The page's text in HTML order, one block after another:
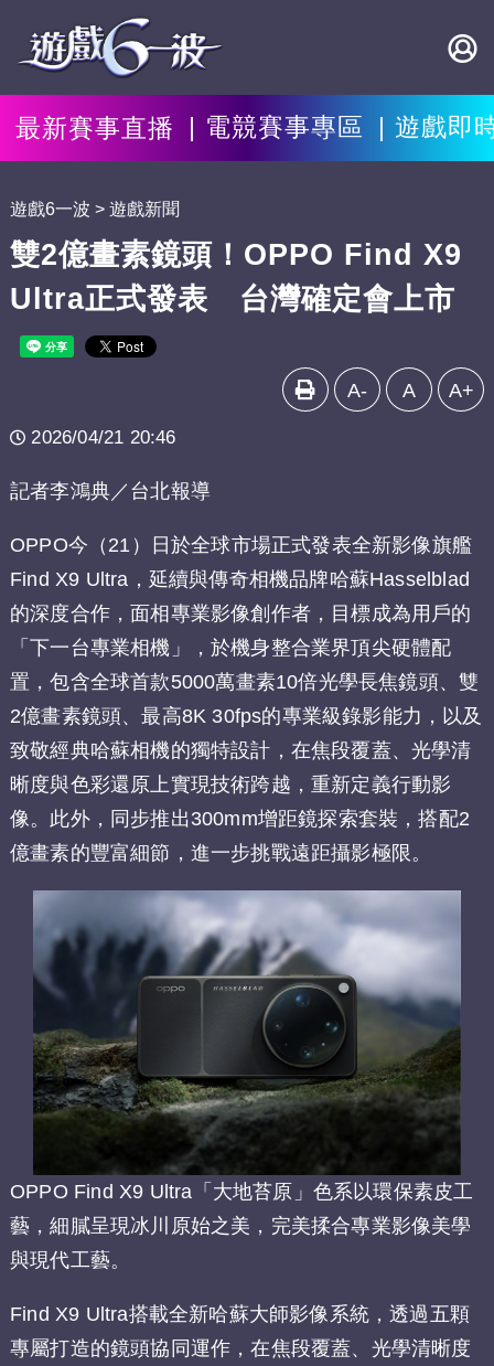
最新賽事直播 電競賽事專區 遊戲即
遊戲6一波 遊戲新聞
雙2億畫素鏡頭！OPPO Find X9
Ultra正式發表 台灣確定會上市
A- A A+
2026/04/21 20:46
記者李鴻典／台北報導
OPPO今（21）日於全球市場正式發表全新影像旗艦
Find X9 Ultra，延續與傳奇相機品牌哈蘇Hasselblad
的深度合作，面相專業影像創作者，目標成為用戶的
「下一台專業相機」，於機身整合業界頂尖硬體配
置，包含全球首款5000萬畫素10倍光學長焦鏡頭、雙
2億畫素鏡頭、最高8K 30fps的專業級錄影能力，以及
致敬經典哈蘇相機的獨特設計，在焦段覆蓋、光學清
晰度與色彩還原上實現技術跨越，重新定義行動影
像。此外，同步推出300mm增距鏡探索套裝，搭配2
億畫素的豐富細節，進一步挑戰遠距攝影極限。
OPPO Find X9 Ultra「大地苔原」色系以環保素皮工
藝，細膩呈現冰川原始之美，完美揉合專業影像美學
與現代工藝。
Find X9 Ultra搭載全新哈蘇大師影像系統，透過五顆
專屬打造的鏡頭協同運作，在焦段覆蓋、光學清晰度